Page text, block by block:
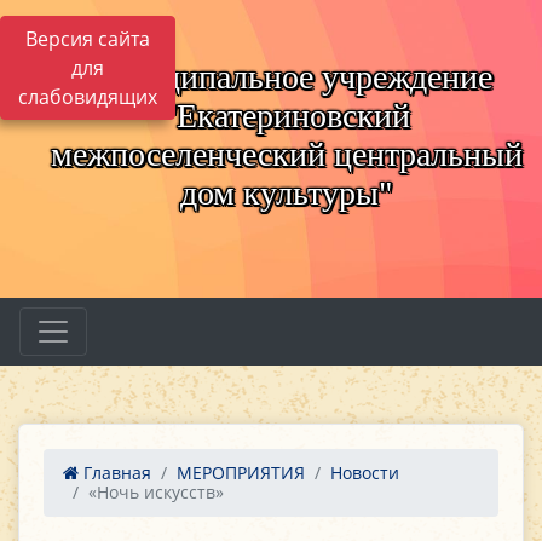
Версия сайта
для
слабовидящих
Муниципальное учреждение
"Екатериновский
межпоселенческий центральный
дом культуры"
Главная МЕРОПРИЯТИЯ
Новости
«Ночь искусств»